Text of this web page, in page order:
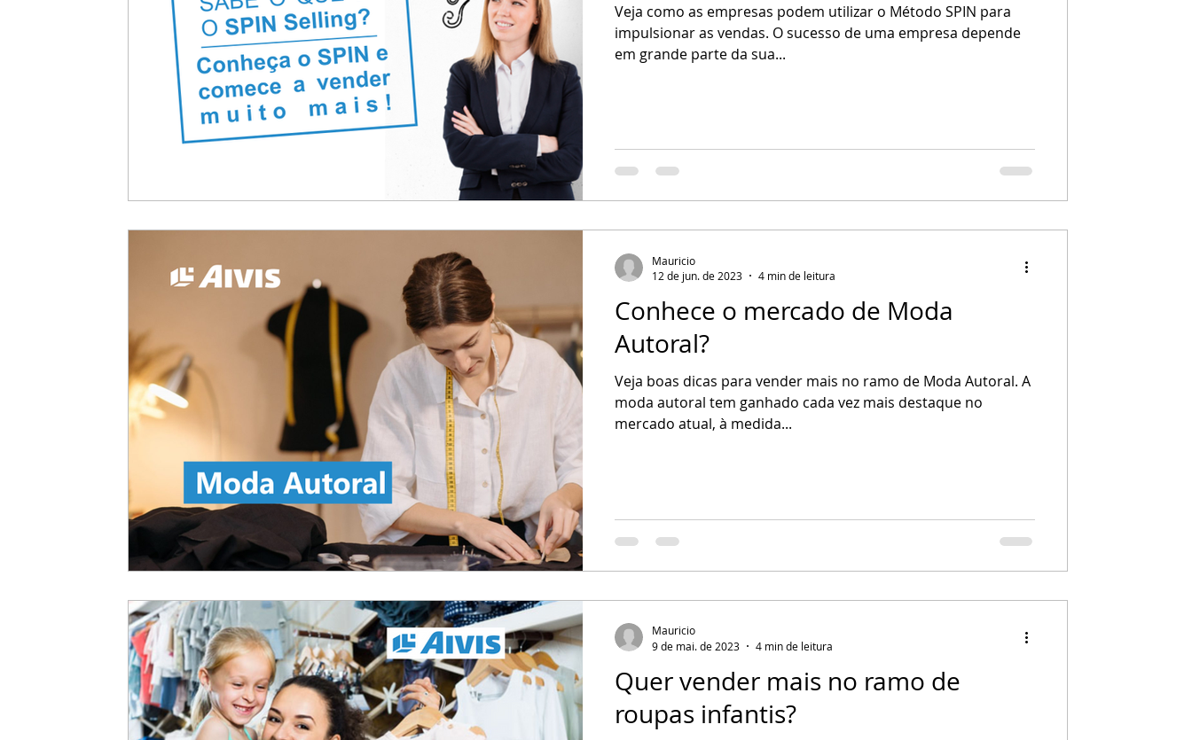
Veja como as empresas podem utilizar o Método SPIN para
impulsionar as vendas. O sucesso de uma empresa depende
em grande parte da sua...
Conhece o mercado de Moda
Autoral?
Veja boas dicas para vender mais no ramo de Moda Autoral. A
moda autoral tem ganhado cada vez mais destaque no
mercado atual, à medida...
Mauricio
12 de jun. de 2023
4 min de leitura
Quer vender mais no ramo de
roupas infantis?
Mauricio
9 de mai. de 2023
4 min de leitura